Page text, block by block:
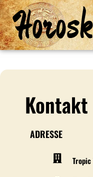
Kontakt
ADRESSE
Tropic